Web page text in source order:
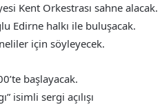
Kent Orkestrası sahne alacak.
Edirne halkı ile buluşacak.
için söyleyecek.
başlayacak.
isimli sergi açılışı